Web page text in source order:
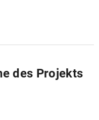
des Projekts